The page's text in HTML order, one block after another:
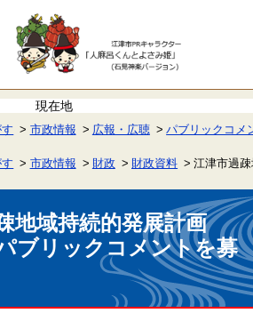
市政情報 広報・広聴 パブリックコメ
市政情報 財政 財政資料 江津市過
地域持続的発展計画
ブリックコメントを募